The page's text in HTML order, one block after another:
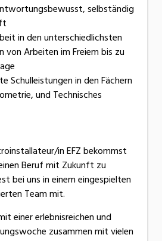
selbständig
in den unterschiedlichsten
von Arbeiten im Freiem bis zu
Schulleistungen in den Fächern
und Technisches
in EFZ bekommst
Beruf mit Zukunft zu
bei uns in einem eingespielten
Team mit.
einer erlebnisreichen und
zusammen mit vielen